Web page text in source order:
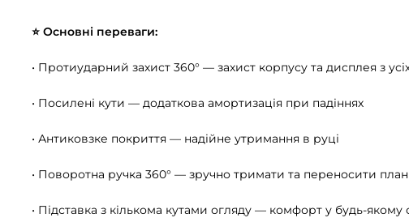
⭐ Основні переваги:
• Протиударний захист 360° — захист корпусу та дисплея з
• Посилені кути — додаткова амортизація при падіннях
• Антиковзке покриття — надійне утримання в руці
• Поворотна ручка 360° — зручно тримати та переносити
• Підставка з кількома кутами огляду — комфорт у будь-якому